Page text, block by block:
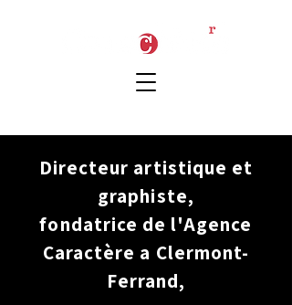
Directeur artistique et
graphiste,
fondatrice de l'Agence
Caractère a Clermont-
Ferrand,